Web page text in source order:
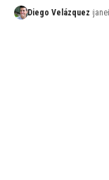
Diego Velázquez